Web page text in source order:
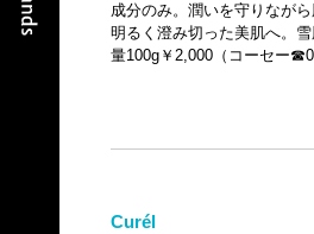
成分のみ。潤いを守りなが
明るく澄み切った美肌へ。
量100g￥2,000（コーセー
Curél